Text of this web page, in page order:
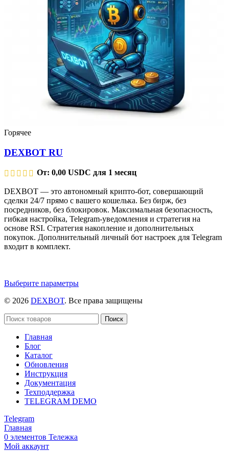
Горячее
DEXBOT RU
От: 0,00 USDC для 1 месяц
DEXBOT — это автономный крипто-бот, совершающий
сделки 24/7 прямо с вашего кошелька. Без бирж, без
посредников, без блокировок. Максимальная безопасность,
гибкая настройка, Telegram-уведомления и стратегия на
основе RSI. Стратегия накопление и дополнительных
покупок. Дополнительный личный бот настроек для Telegram
входит в комплект.
Выберите параметрыЭтот
имеет
вариаций.
© 2026 DEXBOT. Все права защищены
Поиск
Главная
Блог
Каталог
Обновления
Инструкция
Документация
Техподдержка
TELEGRAM DEMO
Telegram
Главная
0 элементов Тележка
Мой аккаунт